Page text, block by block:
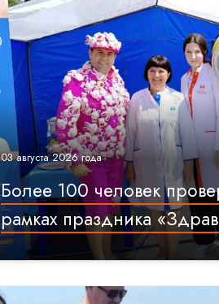
03 августа 2026 года
Более 100 человек
рамках праздника